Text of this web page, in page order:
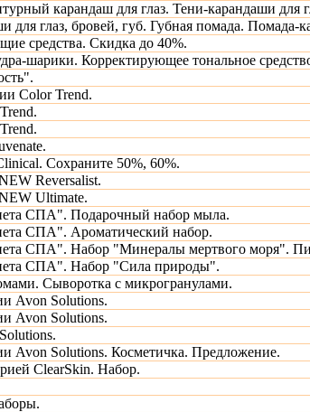
карандаш для глаз. Тени-карандаши для
для глаз, бровей, губ. Губная помада. Помада-
средства. Скидка до 40%.
шарики. Корректирующее тональное
Color Trend.
Сохраните 50%, 60%.
Reversalist.
Ultimate.
СПА". Подарочный набор мыла.
СПА". Ароматический набор.
СПА". Набор "Минералы мертвого моря".
СПА". Набор "Сила природы".
Сыворотка с микрогранулами.
Avon Solutions.
Avon Solutions.
Avon Solutions. Косметичка. Предложение.
ClearSkin. Набор.